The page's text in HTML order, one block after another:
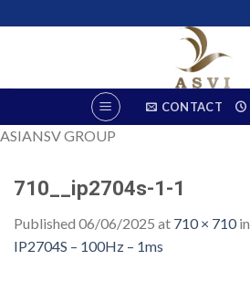
CONTACT
ASIANSV GROUP
710__ip2704s-1-1
Published 06/06/2025 at 710 × 710in
IP2704S – 100Hz – 1ms